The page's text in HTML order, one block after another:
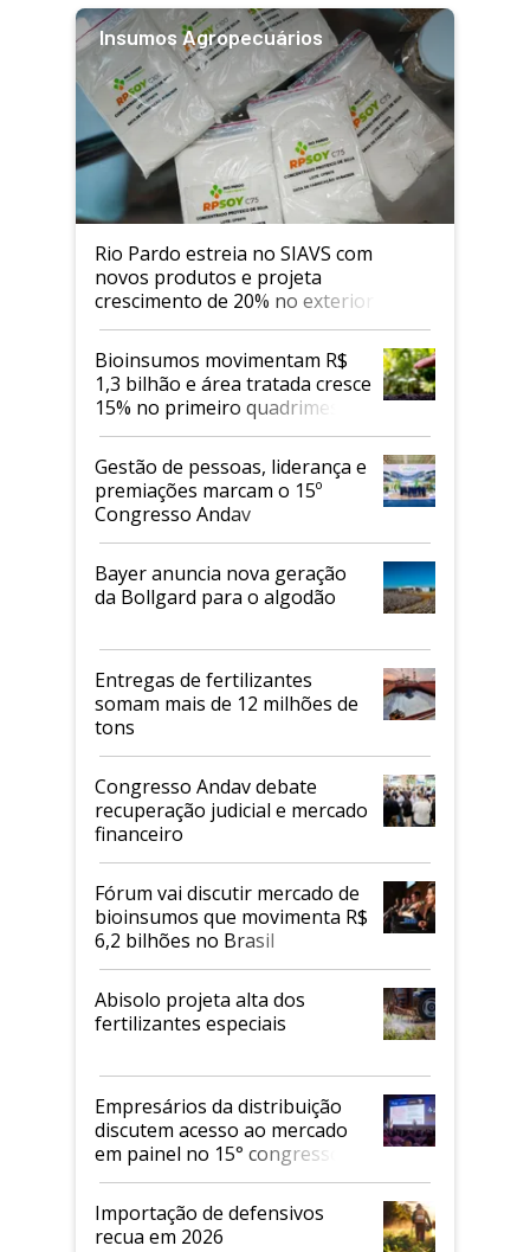
Insumos Agropecuários
Rio Pardo estreia no SIAVS com
novos produtos e projeta
crescimento de 20% no exterior
Bioinsumos movimentam R$
1,3 bilhão e área tratada cresce
15% no primeiro quadrimestre
de 2026
Gestão de pessoas, liderança e
premiações marcam o 15º
Congresso Andav
Bayer anuncia nova geração
da Bollgard para o algodão
Entregas de fertilizantes
somam mais de 12 milhões de
tons
Congresso Andav debate
recuperação judicial e mercado
financeiro
Fórum vai discutir mercado de
bioinsumos que movimenta R$
6,2 bilhões no Brasil
Abisolo projeta alta dos
fertilizantes especiais
Empresários da distribuição
discutem acesso ao mercado
em painel no 15° congresso
Andav
Importação de defensivos
recua em 2026